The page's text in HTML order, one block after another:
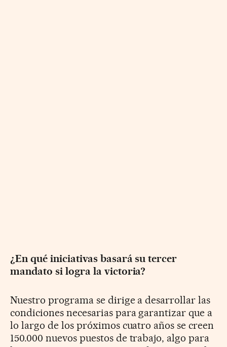
¿En qué iniciativas basará su tercer
mandato si logra la victoria?
Nuestro programa se dirige a desarrollar las
condiciones necesarias para garantizar que a
lo largo de los próximos cuatro años se creen
150.000 nuevos puestos de trabajo, algo para